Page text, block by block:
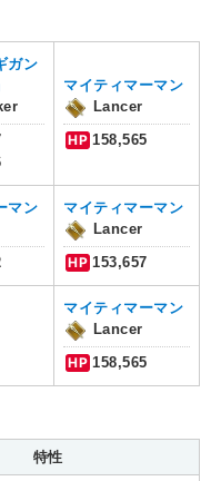
ガン
マイティマーマン
Lancer
HP 158,565
マン
マイティマーマン
Lancer
HP 153,657
マイティマーマン
Lancer
HP 158,565
特性